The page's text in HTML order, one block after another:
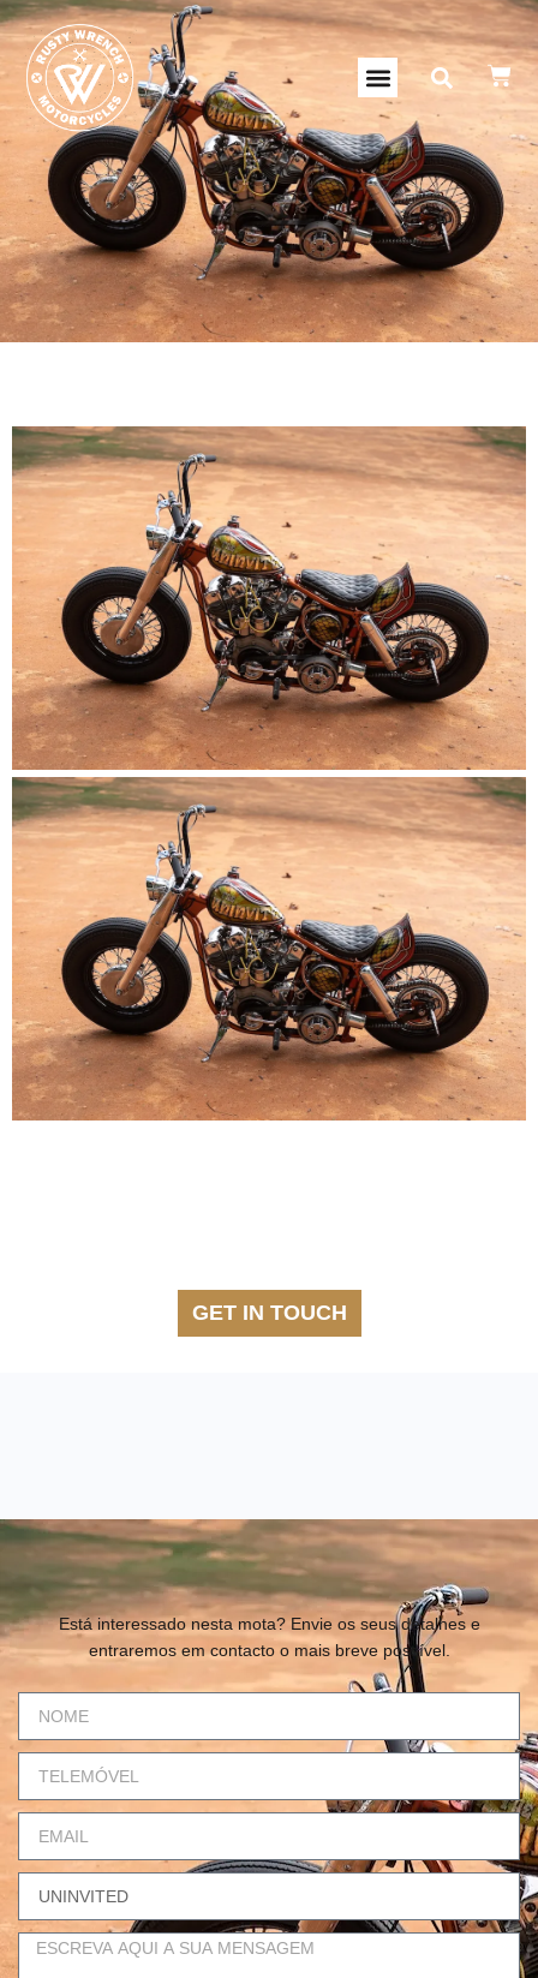
GET IN TOUCH
Está interessado nesta mota? Envie os seus detalhes e
entraremos em contacto o mais breve possível.